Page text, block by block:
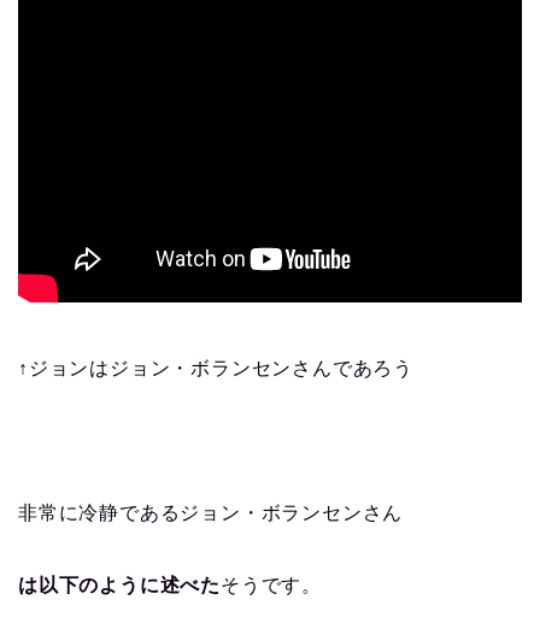
↑ジョンはジョン・ボランセンさんであろう
非常に冷静であるジョン・ボランセンさん
は以下のように述べたそうです。